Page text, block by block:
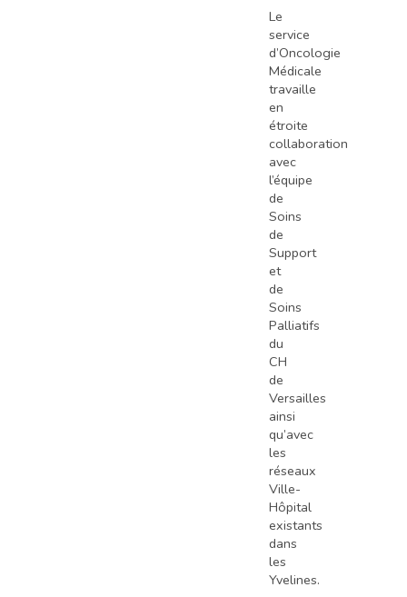
Le
service
d’Oncologie
Médicale
travaille
en
étroite
collaboration
avec
l’équipe
de
Soins
de
Support
et
de
Soins
Palliatifs
du
CH
de
Versailles
ainsi
qu’avec
les
réseaux
Ville-
Hôpital
existants
dans
les
Yvelines.